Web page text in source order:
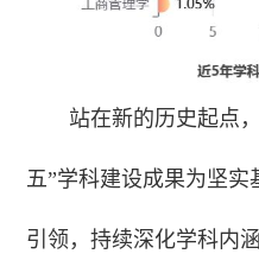
站在新的历史起点
五”学科建设成果为坚
引领，持续深化学科内